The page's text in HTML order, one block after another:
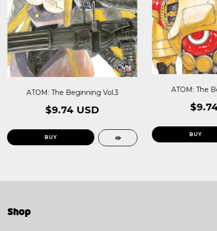
ATOM: The Beginning Vol.3
$9.74 USD
ATOM: The
Shop